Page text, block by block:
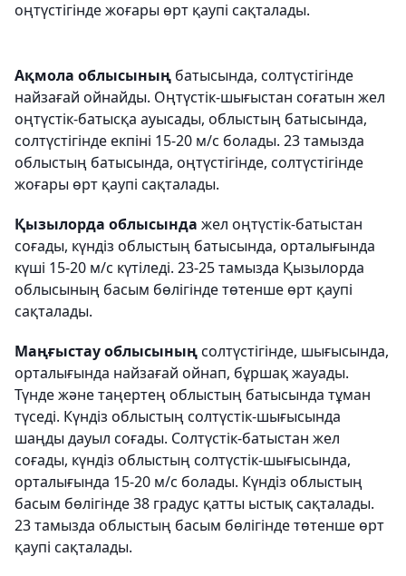
оңтүстігінде жоғары өрт қаупі сақталады.
Ақмола облысының батысында, солтүстігінде
найзағай ойнайды. Оңтүстік-шығыстан соғатын жел
оңтүстік-батысқа ауысады, облыстың батысында,
солтүстігінде екпіні 15-20 м/с болады. 23 тамызда
облыстың батысында, оңтүстігінде, солтүстігінде
жоғары өрт қаупі сақталады.
Қызылорда облысында жел оңтүстік-батыстан
соғады, күндіз облыстың батысында, орталығында
күші 15-20 м/с күтіледі. 23-25 тамызда Қызылорда
облысының басым бөлігінде төтенше өрт қаупі
сақталады.
Маңғыстау облысыныңсолтүстігінде, шығысында,
орталығында найзағай ойнап, бұршақ жауады.
Түнде және таңертең облыстың батысында тұман
түседі. Күндіз облыстың солтүстік-шығысында
шаңды дауыл соғады. Солтүстік-батыстан жел
соғады, күндіз облыстың солтүстік-шығысында,
орталығында 15-20 м/с болады. Күндіз облыстың
басым бөлігінде 38 градус қатты ыстық сақталады.
23 тамызда облыстың басым бөлігінде төтенше өрт
қаупі сақталады.